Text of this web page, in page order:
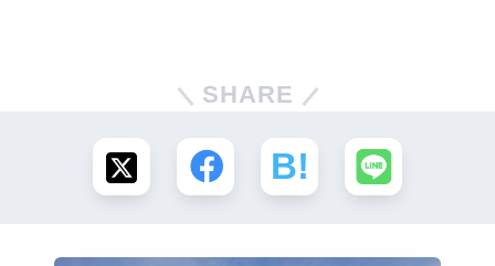
SHARE